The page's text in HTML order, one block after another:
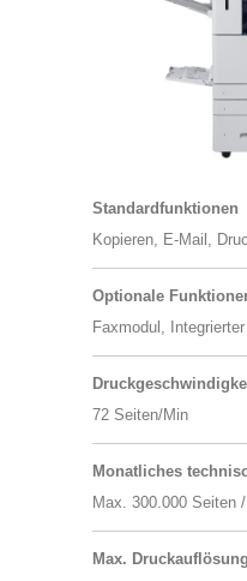
Standard​funktionen
Kopieren, E-Mail,
Optionale
Faxmodul,
72 Seiten/Min
Monatliches
Max. 300.000 Seiten
Max. Druckauflösung